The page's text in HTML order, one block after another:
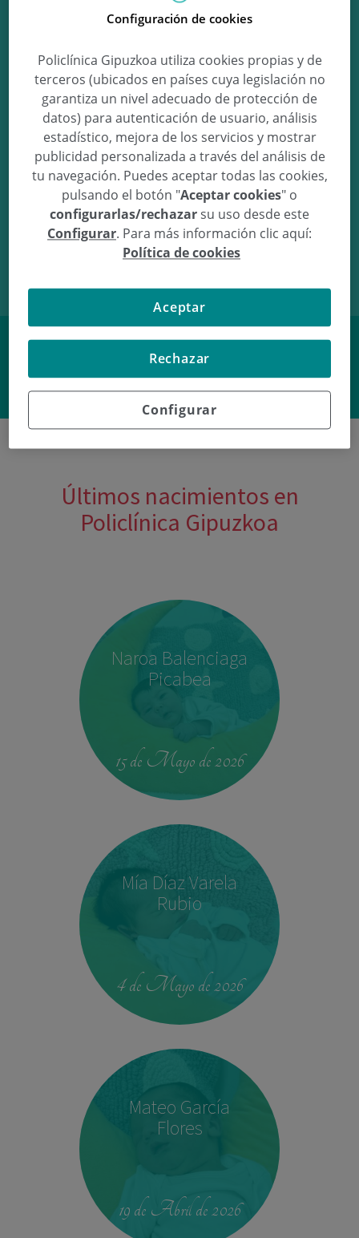
Ongi etorri
Martina!
Martina Antoñanzas Núñez
11/05/18 18:40 3,28Kg 50,4cm
Facebook
Últimos nacimientos en
Policlínica Gipuzkoa
Naroa Balenciaga
Picabea
15 de Mayo de 2026
Mía Díaz Varela
Rubio
4 de Mayo de 2026
Mateo García
Flores
19 de Abril de 2026
Configuración de cookies
Policlínica Gipuzkoa utiliza cookies propias y de
terceros (ubicados en países cuya legislación no
garantiza un nivel adecuado de protección de
datos) para autenticación de usuario, análisis
estadístico, mejora de los servicios y mostrar
publicidad personalizada a través del análisis de
tu navegación. Puedes aceptar todas las cookies,
pulsando el botón "Aceptar cookies" o
configurarlas/rechazarsu uso desde este
Configurar. Para más información clic aquí:
Política de cookies
Configurar
Rechazar
Aceptar